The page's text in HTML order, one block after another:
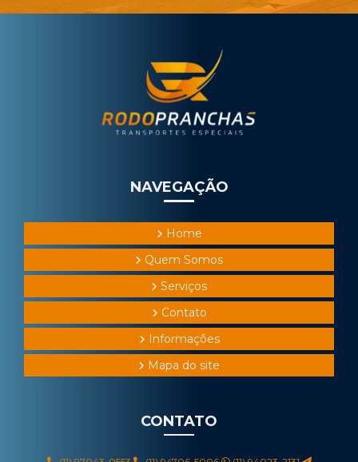
NAVEGAÇÃO
Home
Quem Somos
Serviços
Contato
Informações
Mapa do site
CONTATO